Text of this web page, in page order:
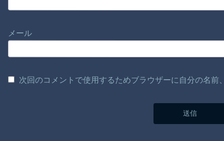
メール
次回のコメントで使用するためブラウザーに自分の名